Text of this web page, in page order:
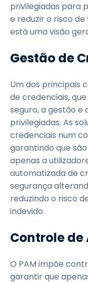
privilegiadas para
e reduzir o risco de
está uma visão
Gestão de
Um dos principais
de credenciais,
seguro, a gestão e
privilegiadas. As
credenciais num
garantindo que
apenas a
automatizada de
segurança
reduzindo o risco
indevido.
Controle de
O PAM impõe
garantir que